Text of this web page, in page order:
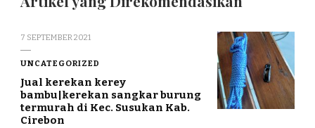
7 SEPTEMBER 2021
UNCATEGORIZED
Jual kerekan kerey
bambu|kerekan sangkar burung
termurah di Kec. Susukan Kab.
Cirebon